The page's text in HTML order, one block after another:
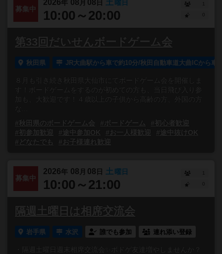
募集中
2026年 08 月 08 日 土 曜日
10:00～20:00
1
第33回だいせんボードゲーム会
秋田県 JR大曲駅から車で約10分/秋田自動車道大曲ICから車
８月も引き続き秋田県大仙市にてボードゲーム会を開催しま
す！ボードゲームをするのが初めての方も、当日飛び入り参
加も、大歓迎です！４歳以上の子供から高齢の方、外国の方
#秋田県のボードゲーム会
#ボードゲーム
#初心者歓迎
#初参加歓迎
#途中参加OK #お一人様歓迎
#途中抜けOK
#どなたでも
#お子様連れ歓迎
募集中
2026年 08 月 08 日 土 曜日
10:00～21:00
1
隔週土曜日は相席交流会
岩手県 水沢 誰でも参加 連れ添い登録
・隔週土曜日週末相席交流会✨ボドゲ友達増やしませんか？